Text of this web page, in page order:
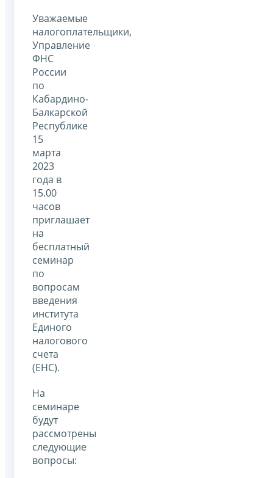
Уважаемые
налогоплательщики,
Управление
ФНС
России
по
Кабардино-
Балкарской
Республике
15
марта
2023
года в
15.00
часов
приглашает
на
бесплатный
семинар
по
вопросам
введения
института
Единого
налогового
счета
(ЕНС).
На
семинаре
будут
рассмотрены
следующие
вопросы: